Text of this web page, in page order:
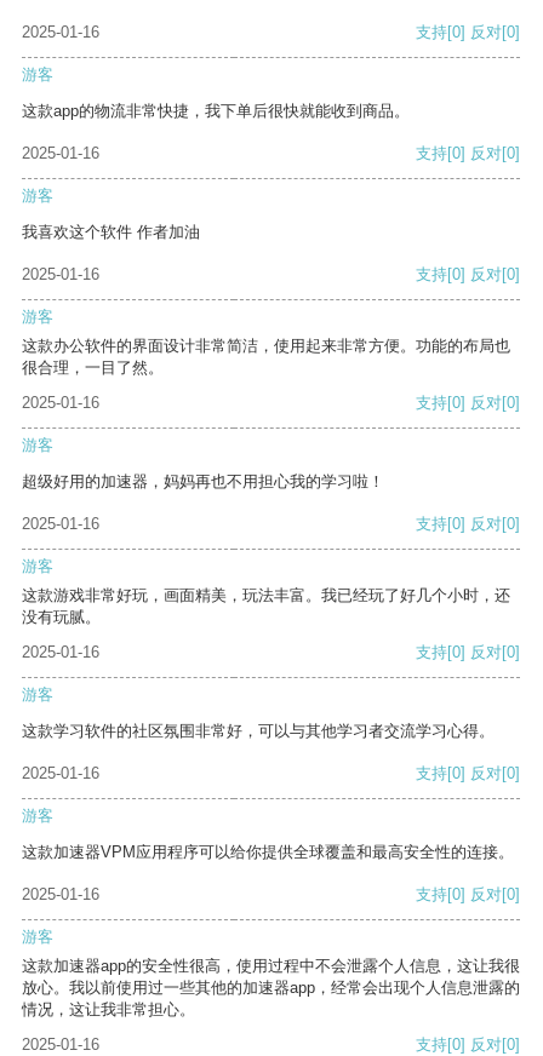
2025-01-16 支持[0] 反对[0]
游客
这款app的物流非常快捷，我下单后很快就能收到商品。
2025-01-16 支持[0] 反对[0]
游客
我喜欢这个软件 作者加油
2025-01-16 支持[0] 反对[0]
游客
这款办公软件的界面设计非常简洁，使用起来非常方便。功能的布局也
很合理，一目了然。
2025-01-16
支持[0] 反对[0]
游客
超级好用的加速器，妈妈再也不用担心我的学习啦！
2025-01-16 支持[0] 反对[0]
游客
这款游戏非常好玩，画面精美，玩法丰富。我已经玩了好几个小时，还
没有玩腻。
2025-01-16
支持[0] 反对[0]
游客
这款学习软件的社区氛围非常好，可以与其他学习者交流学习心得。
2025-01-16 支持[0] 反对[0]
游客
这款加速器VPM应用程序可以给你提供全球覆盖和最高安全性的连接。
2025-01-16 支持[0] 反对[0]
游客
这款加速器app的安全性很高，使用过程中不会泄露个人信息，这让我很
放心。我以前使用过一些其他的加速器app，经常会出现个人信息泄露的
情况，这让我非常担心。
2025-01-16
支持[0] 反对[0]